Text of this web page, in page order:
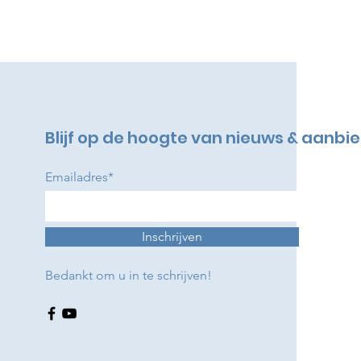
Blijf op de hoogte van nieuws &
Emailadres*
Inschrijven
Bedankt om u in te schrijven!